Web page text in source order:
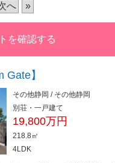
へ »
を確認する
Gate】
その他静岡 / その他静岡
別荘・一戸建て
19,800万円
218.8㎡
4LDK